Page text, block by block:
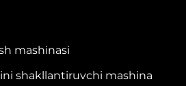
mashinasi
shakllantiruvchi mashina